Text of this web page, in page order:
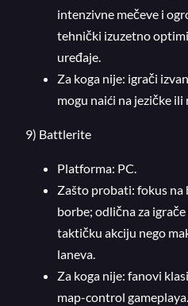
intenzivne mečeve i
tehnički izuzetno
uređaje.
Za koga nije: igrači
mogu naići na jezičke ili
9) Battlerite
Platforma: PC.
Zašto probati: fokus na
borbe; odlična za
taktičku akciju nego
laneva.
Za koga nije: fanovi
map-control gameplaya.